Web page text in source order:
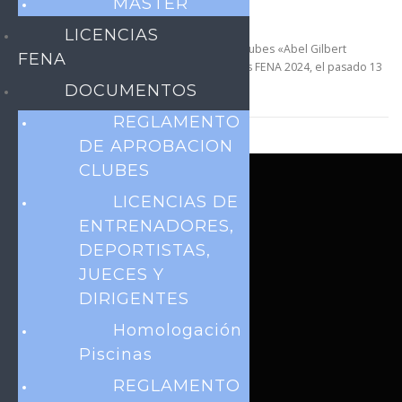
de Novatos 2024
Se realizó el VIII Campeonato Nacional Interclubes «Abel Gilbert
Vásconez» y el IX Festival Nacional de Novatos FENA 2024, el pasado 13
y 14 de julio, en el complejo de …
MODALIDADES
Aguas Abiertas
Masters
Polo Acuático
LICENCIAS
FENA
DOCUMENTOS
REGLAMENTO
DE APROBACION
CLUBES
LICENCIAS DE
ENTRENADORES,
DEPORTISTAS,
JUECES Y
DIRIGENTES
Homologación
Piscinas
REGLAMENTO